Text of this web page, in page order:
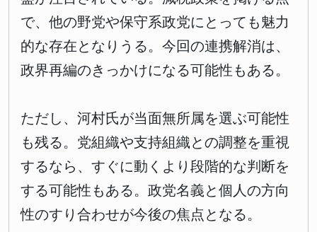
で、他の野党や保守系政党にとっても魅力
的な存在となりうる。今回の連携解消は、
政界再編のきっかけになる可能性もある。
ただし、河村氏が当面無所属を選ぶ可能性
も残る。党組織や支持組織との調整を重視
するなら、すぐに動くより段階的な判断を
する可能性もある。政党名義と個人の方向
性のすり合わせが今後の焦点となる。